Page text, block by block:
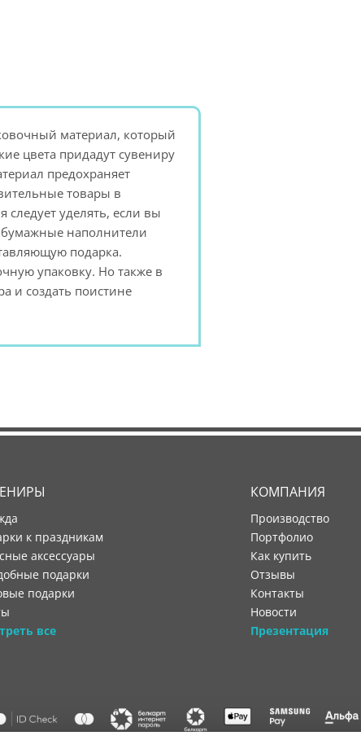
материал, который
цвета придадут сувениру
предохраняет
товары в
уделять, если вы
бумажные наполнители
подарка.
упаковку. Но также в
и создать поистине
к праздникам
аксессуары
подарки
подарки
все
КОМПАНИЯ
производство
портфолио
как купить
отзывы
контакты
новости
Презентация